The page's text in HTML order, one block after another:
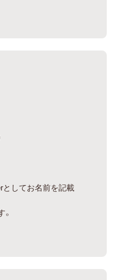
としてお名前を記載